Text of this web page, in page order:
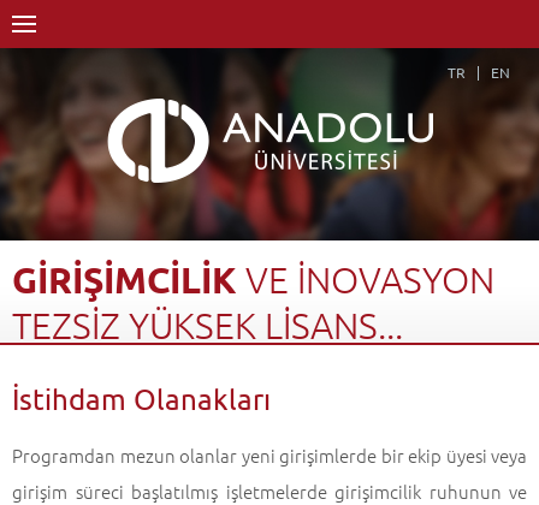
TR EN
GİRİŞİMCİLİK VE İNOVASYON
TEZSİZ YÜKSEK LİSANS...
İktisat Anabilim Dalı
İktisat Anabilim Dalı-Tezsiz YL
İstihdam Olanakları
Geri Dön
İstihdam Olanakları
Programdan mezun olanlar yeni girişimlerde bir ekip üyesi veya
girişim süreci başlatılmış işletmelerde girişimcilik ruhunun ve